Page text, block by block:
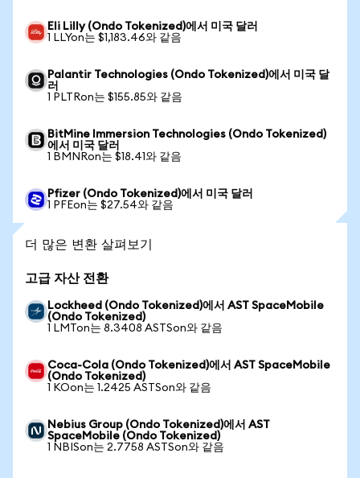
Eli Lilly (Ondo Tokenized)에서 미국 달러
1 LLYon는 $1,183.46와 같음
Palantir Technologies (Ondo Tokenized)에서 미국 달
러
1 PLTRon는 $155.85와 같음
BitMine Immersion Technologies (Ondo Tokenized)
에서 미국 달러
1 BMNRon는 $18.41와 같음
Pfizer (Ondo Tokenized)에서 미국 달러
1 PFEon는 $27.54와 같음
더 많은 변환 살펴보기
고급 자산 전환
Lockheed (Ondo Tokenized)에서 AST SpaceMobile
(Ondo Tokenized)
1 LMTon는 8.3408 ASTSon와 같음
Coca-Cola (Ondo Tokenized)에서 AST SpaceMobile
(Ondo Tokenized)
1 KOon는 1.2425 ASTSon와 같음
Nebius Group (Ondo Tokenized)에서 AST
SpaceMobile (Ondo Tokenized)
1 NBISon는 2.7758 ASTSon와 같음